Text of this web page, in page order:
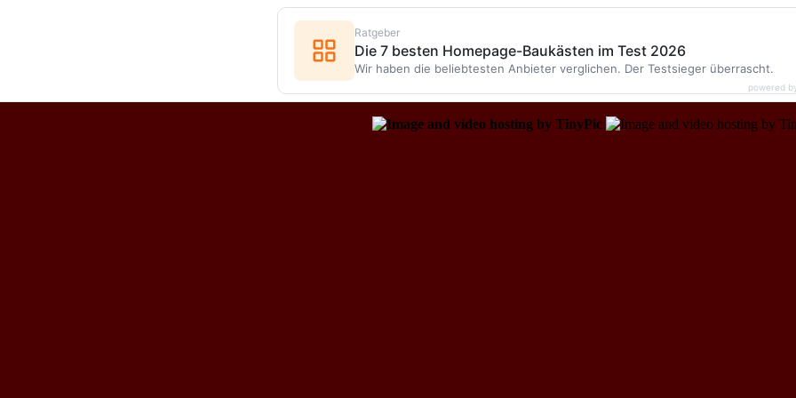
Ratgeber
Die 7 besten Homepage-Baukästen im Test 2026
Wir haben die beliebtesten Anbieter verglichen. Der Testsieger überrascht.
powered